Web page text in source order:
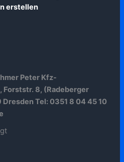
erstellen
Peter Kfz-
Forststr. 8, (Radeberger
Tel: 0351 8 04 45 10